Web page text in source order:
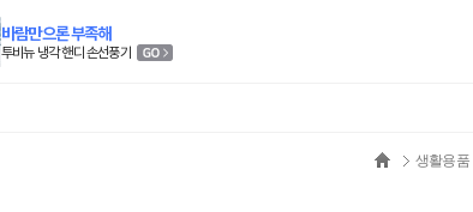
바람만으론 부족해
투비뉴 냉각 핸디 손선풍기
생활용품